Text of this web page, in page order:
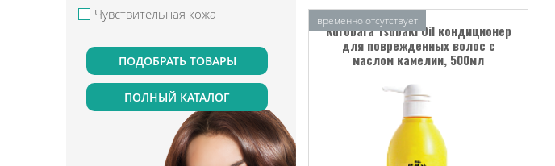
Чувствительная кожа
ПОЛНЫЙ КАТАЛОГ
Kurobara Tsubaki Oil кондиционер
для поврежденных волос с
маслом камелии, 500мл
временно отсутствует